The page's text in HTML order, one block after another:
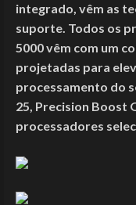
integrado, vêm as
suporte. Todos os
5000 vêm com um
projetadas para
processamento do
25, Precision Boost
processadores